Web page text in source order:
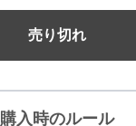
売り切れ
購入時のルール